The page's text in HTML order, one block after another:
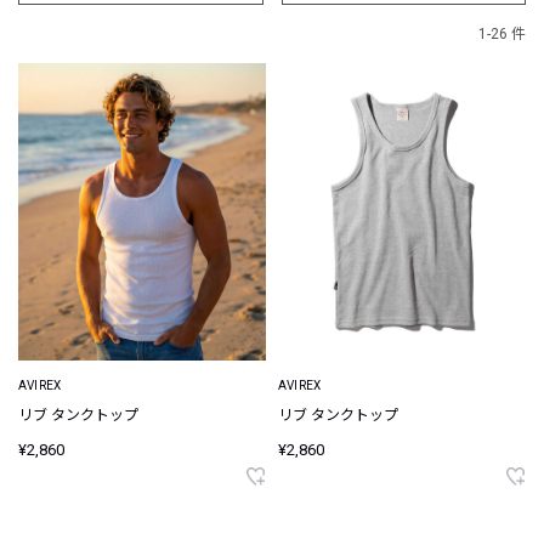
1-26 件
AVIREX
リブ タンクトップ
¥2,860
AVIREX
リブ タンクトップ
¥2,860